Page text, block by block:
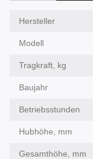
Hersteller
Modell
Tragkraft, kg
Baujahr
Betriebsstunden
Hubhöhe, mm
Gesamthöhe, mm